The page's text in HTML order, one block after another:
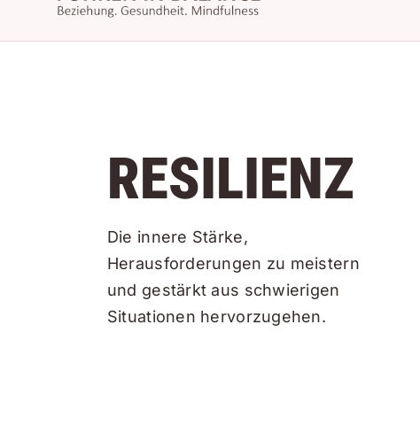
RESILIENZ
Die innere Stärke,
Herausforderungen zu meistern
und gestärkt aus schwierigen
Situationen hervorzugehen.